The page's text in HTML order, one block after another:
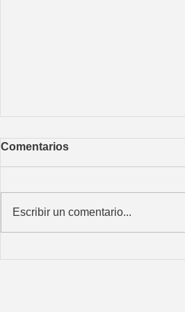
Comentarios
Escribir un comentario...